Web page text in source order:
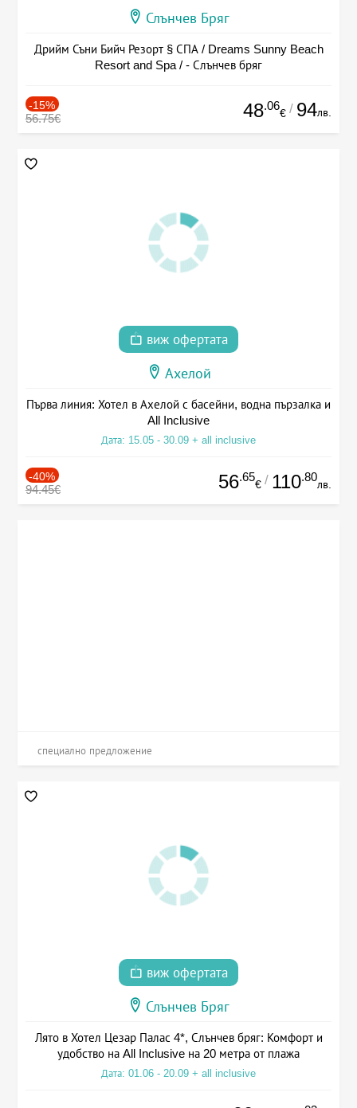
Слънчев Бряг
Дрийм Съни Бийч Резорт § СПА / Dreams Sunny Beach
Resort and Spa / - Слънчев бряг
-15%
56.75€ 48.06
€ / 94лв.
виж офертата
Ахелой
Първа линия: Хотел в Ахелой с басейни, водна пързалка и
All Inclusive
Дата: 15.05 - 30.09 + all inclusive
-40%
94.45€ 56.65
€ / 110.80
лв.
специално предложение
виж офертата
Слънчев Бряг
Лято в Хотел Цезар Палас 4*, Слънчев бряг: Комфорт и
удобство на All Inclusive на 20 метра от плажа
Дата: 01.06 - 20.09 + all inclusive